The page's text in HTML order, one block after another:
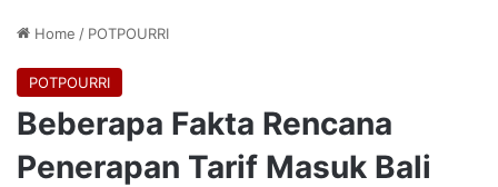
Home / POTPOURRI
POTPOURRI
Beberapa Fakta Rencana
Penerapan Tarif Masuk Bali